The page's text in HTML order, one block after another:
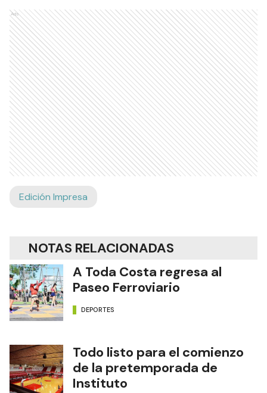
Ads
Edición Impresa
NOTAS RELACIONADAS
A Toda Costa regresa al
Paseo Ferroviario
DEPORTES
Todo listo para el comienzo
de la pretemporada de
Instituto